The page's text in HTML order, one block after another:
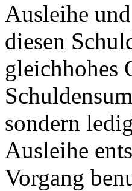
Ausleihe
diesen
gleichhohes
sondern
Ausleihe
Vorgang